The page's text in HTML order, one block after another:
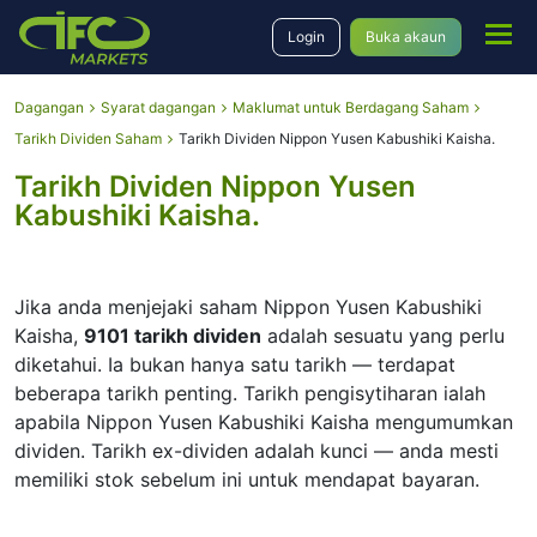
Login Buka akaun
Dagangan Syarat dagangan
Maklumat untuk Berdagang Saham
Tarikh Dividen Saham
Tarikh Dividen Nippon Yusen Kabushiki Kaisha.
Tarikh Dividen Nippon Yusen
Kabushiki Kaisha.
Jika anda menjejaki saham Nippon Yusen Kabushiki
Kaisha, 9101 tarikh dividen adalah sesuatu yang perlu
diketahui. Ia bukan hanya satu tarikh — terdapat
beberapa tarikh penting. Tarikh pengisytiharan ialah
apabila Nippon Yusen Kabushiki Kaisha mengumumkan
dividen. Tarikh ex-dividen adalah kunci — anda mesti
memiliki stok sebelum ini untuk mendapat bayaran.